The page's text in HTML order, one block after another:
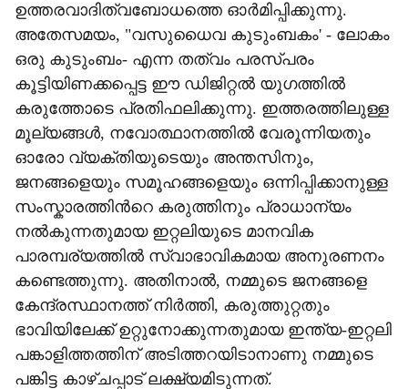
ഉത്തരവാദിത്വബോധത്തെ ഓർമിപ്പിക്കുന്നു.
അതേസമയം, "വസുധൈവ കുടുംബകം' - ലോകം
ഒരു കുടുംബം- എന്ന തത്വം പരസ്പരം
കൂട്ടിയിണക്കപ്പെട്ട ഈ ഡിജിറ്റൽ യുഗത്തിൽ
കരുത്തോടെ പ്രതിഫലിക്കുന്നു. ഇത്തരത്തിലുള്ള
മൂല്യങ്ങൾ, നവോത്ഥാനത്തിൽ വേരൂന്നിയതും
ഓരോ വ്യക്തിയുടെയും അന്തസിനും,
ജനങ്ങളെയും സമൂഹങ്ങളെയും ഒന്നിപ്പിക്കാനുള്ള
സംസ്കാരത്തിന്‍റെ കരുത്തിനും പ്രാധാന്യം
നൽകുന്നതുമായ ഇറ്റലിയുടെ മാനവിക
പാരമ്പര്യത്തിൽ സ്വാഭാവികമായ അനുരണനം
കണ്ടെത്തുന്നു. അതിനാൽ, നമ്മുടെ ജനങ്ങളെ
കേന്ദ്രസ്ഥാനത്ത് നിർത്തി, കരുത്തുറ്റതും
ഭാവിയിലേക്ക് ഉറ്റുനോക്കുന്നതുമായ ഇന്ത്യ-ഇറ്റലി
പങ്കാളിത്തത്തിന് അടിത്തറയിടാനാണു നമ്മുടെ
പങ്കിട്ട കാഴ്ചപ്പാട് ലക്ഷ്യമിടുന്നത്.